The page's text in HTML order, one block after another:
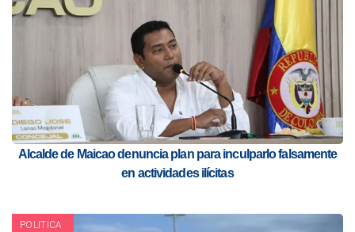
Alcalde de Maicao denuncia plan para inculparlo falsamente
en actividades ilícitas
POLITICA